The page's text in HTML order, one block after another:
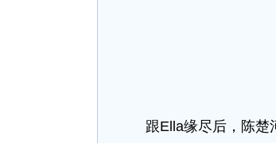
跟Ella缘尽后，陈楚